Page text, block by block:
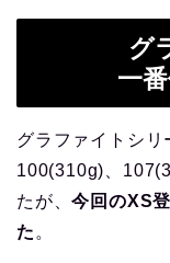
グ
一
グラファイトシリ
100(310g)、
たが、今回のXS
た 。